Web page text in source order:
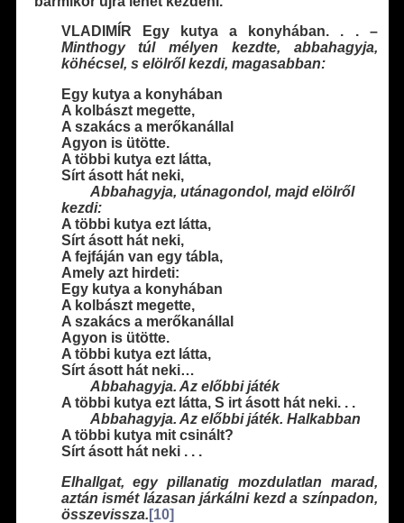
VLADIMÍR Egy kutya a konyhában. . . –
Minthogy túl mélyen kezdte, abbahagyja,
köhécsel, s elölről kezdi, magasabban:
Egy kutya a konyhában
A kolbászt megette,
A szakács a merőkanállal
Agyon is ütötte.
A többi kutya ezt látta,
Sírt ásott hát neki,
Abbahagyja, utánagondol, majd elölről
kezdi:
A többi kutya ezt látta,
Sírt ásott hát neki,
A fejfáján van egy tábla,
Amely azt hirdeti:
Egy kutya a konyhában
A kolbászt megette,
A szakács a merőkanállal
Agyon is ütötte.
A többi kutya ezt látta,
Sírt ásott hát neki…
Abbahagyja. Az előbbi játék
A többi kutya ezt látta, S irt ásott hát neki. . .
Abbahagyja. Az előbbi játék. Halkabban
A többi kutya mit csinált?
Sírt ásott hát neki . . .
Elhallgat, egy pillanatig mozdulatlan marad,
aztán ismét lázasan járkálni kezd a színpadon,
összevissza. [10]